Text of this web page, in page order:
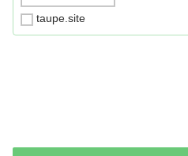
taupe.site